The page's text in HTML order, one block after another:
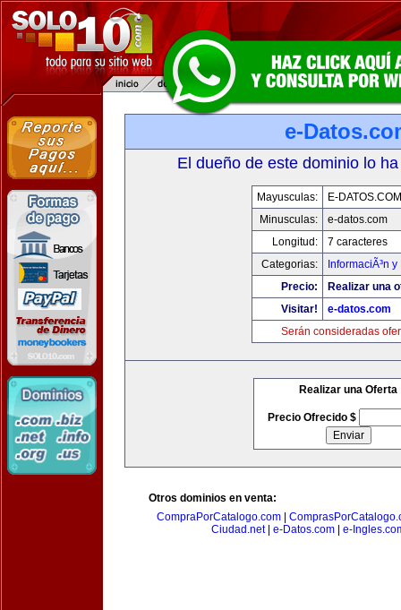
e-
El dueño de este dominio lo
Mayusculas:
E-DATOS.COM
Minusculas:
e-datos.com
Longitud:
7 caracteres
Categorias:
InformaciÃ³n
Precio:
Realizar una
Visitar!
e-datos.com
Serán consideradas
Realizar una Oferta
Precio Ofrecido $
Otros dominios en venta:
CompraPorCatalogo.com|
Ciudad.net| e-Datos.com e-